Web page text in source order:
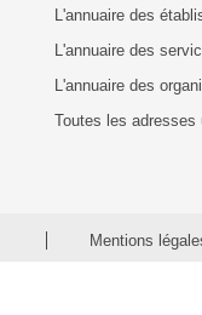
L'annuaire des
L'annuaire des
L'annuaire des
Toutes les adresses
Mentions